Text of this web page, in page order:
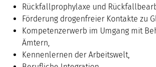
Rückfallprophylaxe und
Förderung drogenfreier Kontakte zu
Kompetenzerwerb im Umgang mit
Ämtern,
Kennenlernen der Arbeitswelt,